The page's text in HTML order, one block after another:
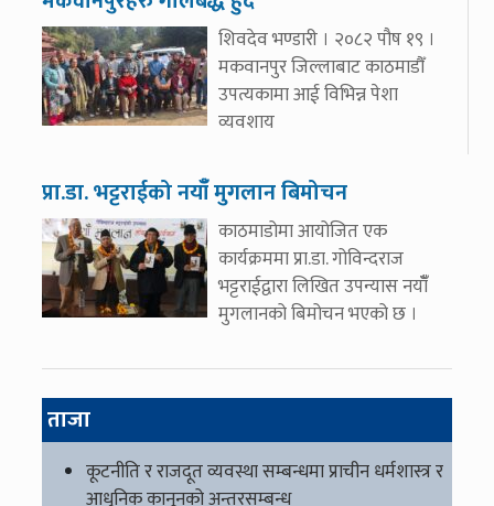
शिवदेव भण्डारी । २०८२ पौष १९ ।
मकवानपुर जिल्लाबाट काठमाडौँ
उपत्यकामा आई विभिन्न पेशा
व्यवशाय
प्रा.डा. भट्टराईको नयाँँ मुगलान बिमोचन
काठमाडोमा आयोजित एक
कार्यक्रममा प्रा.डा. गोविन्दराज
भट्टराईद्वारा लिखित उपन्यास नयाँँ
मुगलानको बिमोचन भएको छ ।
ताजा
कूटनीति र राजदूत व्यवस्था सम्बन्धमा प्राचीन धर्मशास्त्र र
आधुनिक कानूनको अन्तरसम्बन्ध